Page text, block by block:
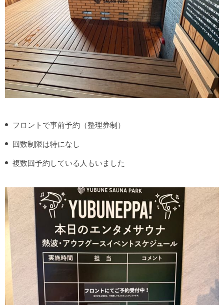
フロントで事前予約（整理券制）
回数制限は特になし
複数回予約している人もいました